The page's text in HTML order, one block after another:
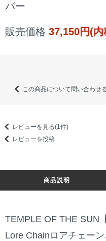
バー
販売価格 37,150円(内
この商品について問い合わせ
レビューを見る(1件)
レビューを投稿
商品説明
TEMPLE OF THE SUN
Lore Chainロアチェー